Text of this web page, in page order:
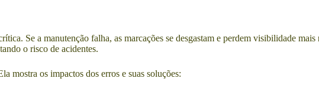
Se a manutenção falha, as marcações se desgastam e perdem visibilidade
o risco de acidentes.
mostra os impactos dos erros e suas soluções: